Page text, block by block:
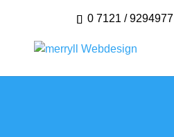
0 7121 / 9294977